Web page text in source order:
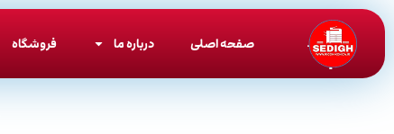
صفحه اصلی درباره ما فروشگاه